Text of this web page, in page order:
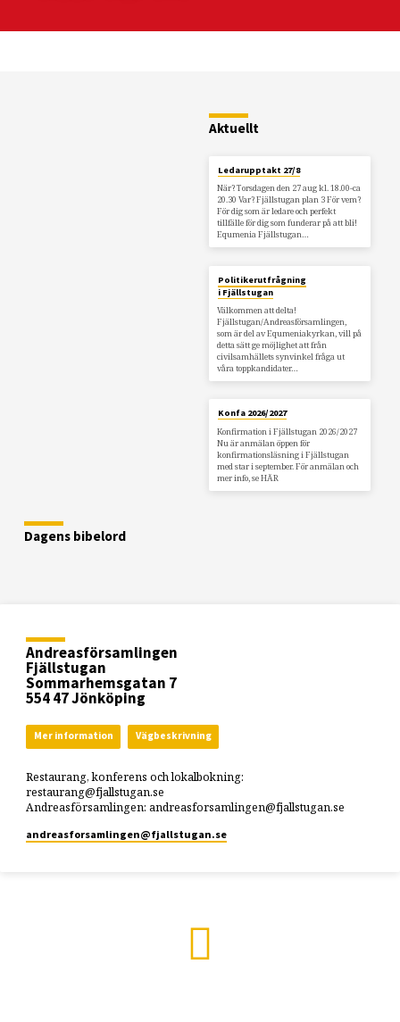
Aktuellt
Ledarupptakt 27/8
När? Torsdagen den 27 aug kl. 18.00-ca
20.30 Var? Fjällstugan plan 3 För vem?
För dig som är ledare och perfekt
tillfälle för dig som funderar på att bli!
Equmenia Fjällstugan…
Politikerutfrågning
i Fjällstugan
Välkommen att delta!
Fjällstugan/Andreasförsamlingen,
som är del av Equmeniakyrkan, vill på
detta sätt ge möjlighet att från
civilsamhällets synvinkel fråga ut
våra toppkandidater…
Konfa 2026/2027
Konfirmation i Fjällstugan 2026/2027
Nu är anmälan öppen för
konfirmationsläsning i Fjällstugan
med star i september. För anmälan och
mer info, se HÄR
Dagens bibelord
Andreasförsamlingen
Fjällstugan
Sommarhemsgatan 7
554 47 Jönköping
Mer information Vägbeskrivning
Restaurang, konferens och lokalbokning:
restaurang@fjallstugan.se
Andreasförsamlingen: andreasforsamlingen@fjallstugan.se
andreasforsamlingen​@fjallstugan.se